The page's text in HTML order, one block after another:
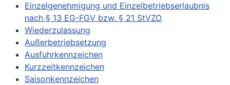
Einzelgenehmigung und Einzelbetriebserlaubnis
nach § 13 EG-FGV bzw. § 21 StVZO
Wiederzulassung
Außerbetriebsetzung
Ausfuhrkennzeichen
Kurzzeitkennzeichen
Saisonkennzeichen